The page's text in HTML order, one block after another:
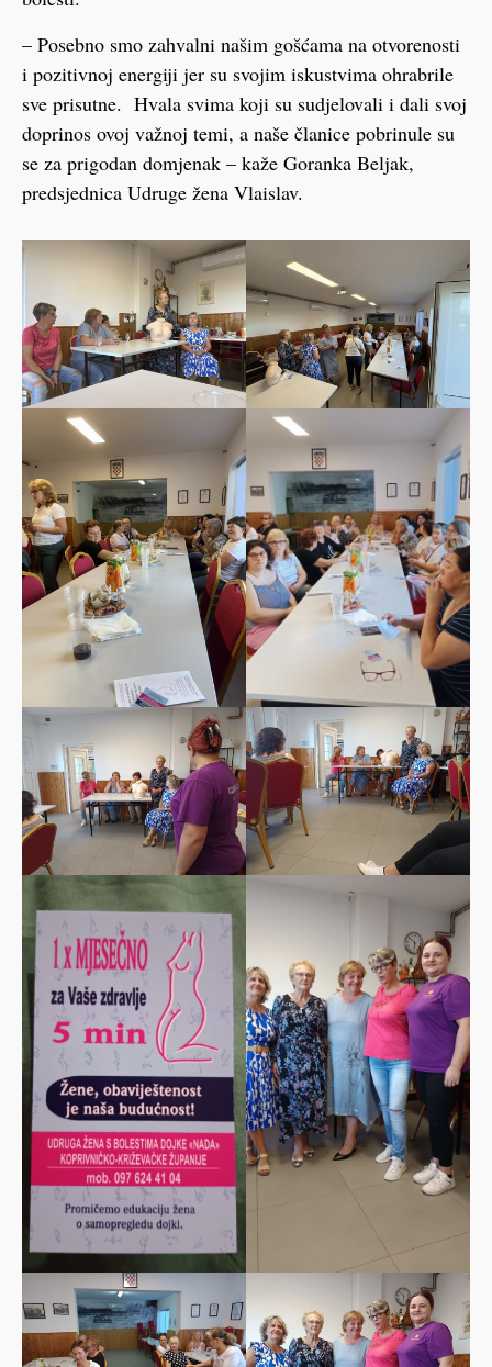
– Posebno smo zahvalni našim gošćama na otvorenosti
i pozitivnoj energiji jer su svojim iskustvima ohrabrile
sve prisutne. Hvala svima koji su sudjelovali i dali svoj
doprinos ovoj važnoj temi, a naše članice pobrinule su
se za prigodan domjenak – kaže Goranka Beljak,
predsjednica Udruge žena Vlaislav.